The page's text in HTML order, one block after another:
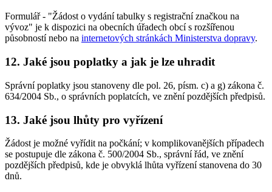
Formulář - "Žádost o vydání tabulky s registrační značkou na
vývoz" je k dispozici na obecních úřadech obcí s rozšířenou
působností nebo na internetových stránkách Ministerstva dopravy.
12. Jaké jsou poplatky a jak je lze uhradit
Správní poplatky jsou stanoveny dle pol. 26, písm. c) a g) zákona č.
634/2004 Sb., o správních poplatcích, ve znění pozdějších předpisů.
13. Jaké jsou lhůty pro vyřízení
Žádost je možné vyřídit na počkání; v komplikovanějších případech
se postupuje dle zákona č. 500/2004 Sb., správní řád, ve znění
pozdějších předpisů, kde je obvyklá lhůta vyřízení stanovena do 30
dnů.